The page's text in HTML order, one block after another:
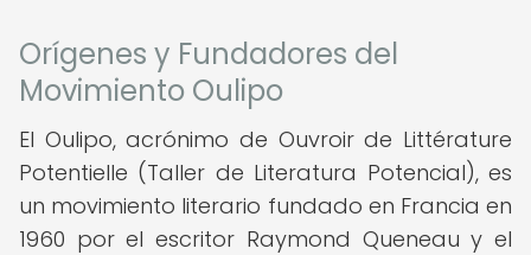
Orígenes y Fundadores del
Movimiento Oulipo
El Oulipo, acrónimo de Ouvroir de Littérature
Potentielle (Taller de Literatura Potencial), es
un movimiento literario fundado en Francia en
1960 por el escritor Raymond Queneau y el